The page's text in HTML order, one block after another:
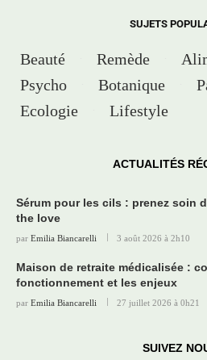
SUJETS
Beauté Remède
Psycho
Botanique
Ecologie
Lifestyle
ACTUALITÉS
Sérum pour les cils : prenez soin
the love
par Emilia Biancarelli 3 août 2026 à 2h10
Maison de retraite médicalisée :
fonctionnement et les enjeux
par Emilia Biancarelli 27 juillet 2026 à 0h21
SUIVEZ